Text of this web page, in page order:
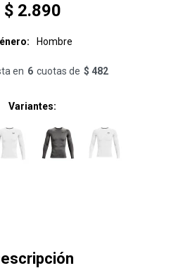
$ 2.890
Hombre
en 6 cuotas de $ 482
Variantes: